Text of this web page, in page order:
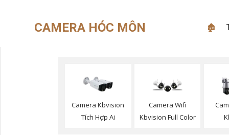
CAMERA HÓC MÔN 🏚
Camera Kbvision
Tích Hợp Ai
Camera Wifi
Kbvision Full Color